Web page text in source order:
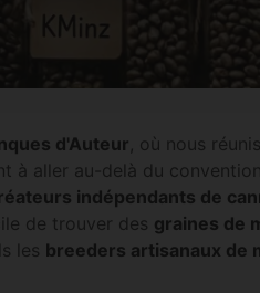
d'Auteur, où nous
à aller au-delà du
indépendants de
de trouver des graines de
les breeders artisanaux de